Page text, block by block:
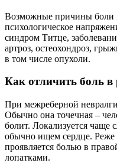
Возможные причины боли
психологическое
синдром Титце,
артроз, остеохондроз,
в том числе опухоли.
Как отличить боль в
При межреберной
Обычно она точечная –
болит. Локализуется чаще
обычно ищем сердце. Реже
проявляется болью в
лопатками.